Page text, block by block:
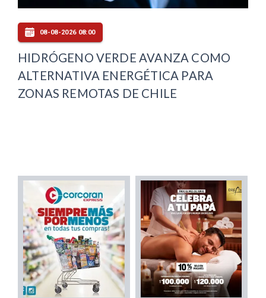
08-08-2026 08:00
HIDRÓGENO VERDE AVANZA COMO
ALTERNATIVA ENERGÉTICA PARA
ZONAS REMOTAS DE CHILE